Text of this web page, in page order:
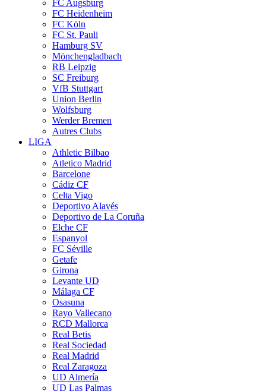
FC Augsburg
FC Heidenheim
FC Köln
FC St. Pauli
Hamburg SV
Mönchengladbach
RB Leipzig
SC Freiburg
VfB Stuttgart
Union Berlin
Wolfsburg
Werder Bremen
Autres Clubs
LIGA
Athletic Bilbao
Atletico Madrid
Barcelone
Cádiz CF
Celta Vigo
Deportivo Alavés
Deportivo de La Coruña
Elche CF
Espanyol
FC Séville
Getafe
Girona
Levante UD
Málaga CF
Osasuna
Rayo Vallecano
RCD Mallorca
Real Betis
Real Sociedad
Real Madrid
Real Zaragoza
UD Almería
UD Las Palmas